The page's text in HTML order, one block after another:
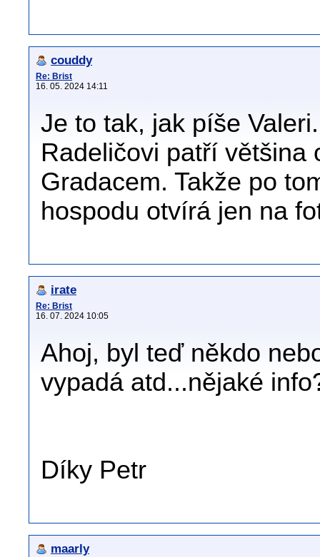
couddy
Re: Brist
16. 05. 2024 14:11
Je to tak, jak píše
Radeličovi patří většina
Gradacem. Takže po
hospodu otvírá jen na
irate
Re: Brist
16. 07. 2024 10:05
Ahoj, byl teď někdo
vypadá atd...nějaké
Díky Petr
maarly